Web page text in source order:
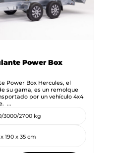
Power Box
Power Box Hercules, el
su gama, es un remolque
por un vehículo 4x4
...
3000/2700 kg
190 x 35 cm